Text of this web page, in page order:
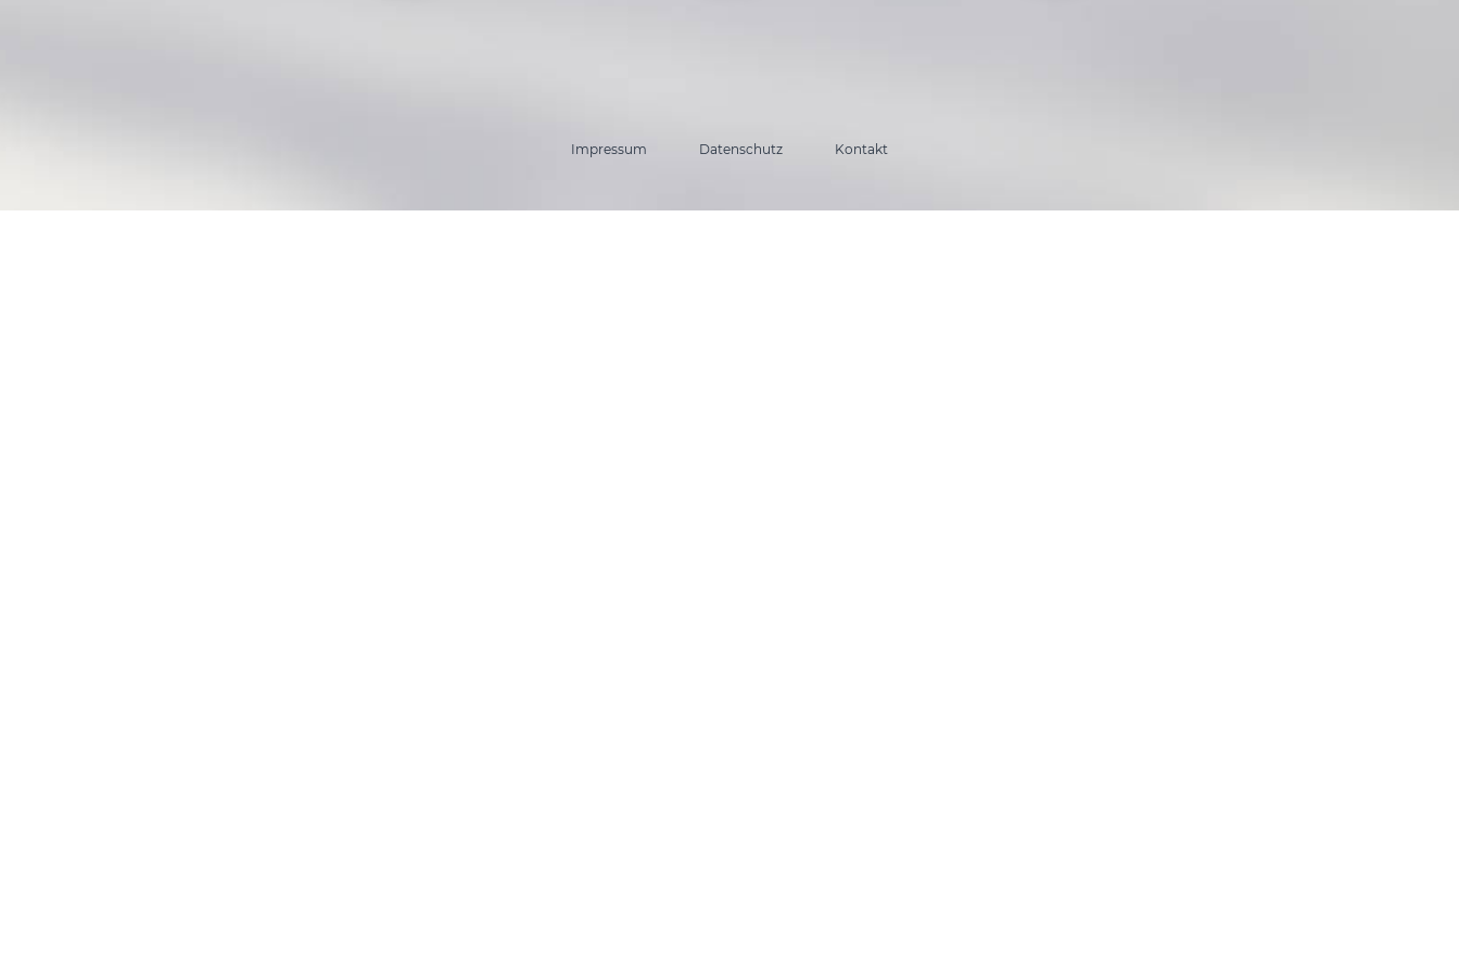
Impressum Datenschutz Kontakt